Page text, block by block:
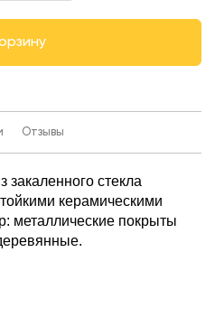
Отзывы
стекла
керамическими
металлические покрыты